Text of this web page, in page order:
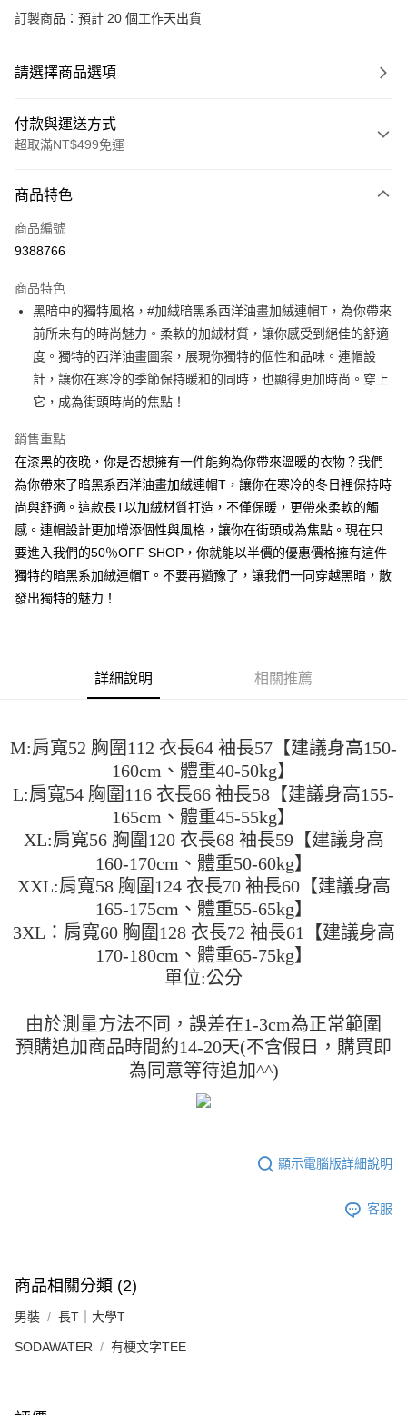
訂製商品：預計 20 個工作天出貨
請選擇商品選項
付款與運送方式
超取滿NT$499免運
信用卡一次付款
超商取貨付款
Apple Pay
街口支付
悠遊付
Google Pay
全盈+PAY
【大哥付你分期使用說明】
1.本服務由台灣大哥大提供，台灣大哥大用戶可立即使用無須另外申請。
2.付款方式選擇「大哥付你分期」，訂單成立後會自動跳轉到大哥付的交易
流程，驗證手機門號後，選擇欲分期的期數、繳款截止日，確認付款後即完
成交易。
3.實際核准額度、可分期數及費用金額請依後續交易確認頁面所載為準。
1.分期款項不併入電信帳單，「大哥付你分期」於每月結算日後寄送繳費提
1.本服務係由「台灣大哥大股份有限公司」（以下簡稱本公司）所提供，讓
用戶於交易時，得透過本服務購買商品或服務，並由商店將買賣／分期付款
買賣價金債權讓與本公司後，依約使用本公司帳單繳交帳款。
2.基於同意付款使用「大哥付你分期」之契約關係目的，商店將以您的個人
資料（包含姓名、電話或地址）提供予台灣大哥大進項蒐集、處理及利用，
由本公司與您本人進行分期帳單所需資料之確認、核對及更正。
3.完整用戶服務條款，請詳閱以下連結：https://oppay.tw/userRule
AFTEE先享後付
相關說明
【關於「AFTEE先享後付」】
AFTEE先享後付是「在收到商品之後才付款」的支付方式。 讓您購物簡單
便利好安心！
【「AFTEE先享後付」結帳流程】
２．訂單成立數日內，您將收到繳費通知簡訊。
３．收到繳費通知簡訊後14天內，點擊此簡訊中的連結，可透過四大超商／
ATM／網路銀行／等多元方式進行付款，方視為交易完成。
※ 請注意：結帳手續完成當下不需立刻繳費，但若您需要取消訂單，請聯絡
購買商品的店家。未經商家同意取消之訂單仍視為有效，需透過AFTEE先享
※ 交易是否成功請以「AFTEE先享後付 」之結帳頁面顯示為準，若有關於
是否繳費成功／繳費後需取消欲退款等相關疑問，請聯繫「AFTEE先享後付
客戶支援中心」https://netprotections.freshdesk.com/support/home
１．透過由恩沛科技股份有限公司提供之「AFTEE先享後付」服務完成之交
易，需依本服務之必要範圍內提供個人資料，並將交易相關給付款項請求債
權轉讓予恩沛科技股份有限公司。
２．關於個人資料處理事宜，請瀏覽以下網址：
「AFTEE先享後付」，若未經同意申辦者引起之損失，本公司不負相關責
任。
４．使用「AFTEE先享後付」時，將依據個別帳號之用戶狀況，依本公司即
時審查核予不同之上限額度；若仍有額度不足之情形，本公司將視審查結果
請求用戶進行身份認證。
５．嚴禁一人註冊多個帳號或使用他人資訊註冊。若發現惡意使用之情形，
每筆NT$45
每筆NT$45，滿NT$499(含以上)免運費
付款 後7-11取貨
每筆NT$45，滿NT$499(含以上)免運費
宅配
每筆NT$70，滿NT$499(含以上)免運費
商品特色
商品編號
9388766
商品特色
黑暗中的獨特風格，#加絨暗黑系西洋油畫加絨連帽T，為你帶來
前所未有的時尚魅力。柔軟的加絨材質，讓你感受到絕佳的舒適
度。獨特的西洋油畫圖案，展現你獨特的個性和品味。連帽設
計，讓你在寒冷的季節保持暖和的同時，也顯得更加時尚。穿上
它，成為街頭時尚的焦點！
銷售重點
在漆黑的夜晚，你是否想擁有一件能夠為你帶來溫暖的衣物？我們
為你帶來了暗黑系西洋油畫加絨連帽T，讓你在寒冷的冬日裡保持時
尚與舒適。這款長T以加絨材質打造，不僅保暖，更帶來柔軟的觸
感。連帽設計更加增添個性與風格，讓你在街頭成為焦點。現在只
要進入我們的50％OFF SHOP，你就能以半價的優惠價格擁有這件
獨特的暗黑系加絨連帽T。不要再猶豫了，讓我們一同穿越黑暗，散
發出獨特的魅力！
詳細說明 相關推薦
M:肩寬52 胸圍112 衣長64 袖長57【建議身高150-
160cm、體重40-50kg】
L:肩寬54 胸圍116 衣長66 袖長58【建議身高155-
165cm、體重45-55kg】
XL:肩寬56 胸圍120 衣長68 袖長59【建議身高
160-170cm、體重50-60kg】
XXL:肩寬58 胸圍124 衣長70 袖長60【建議身高
165-175cm、體重55-65kg】
3XL：肩寬60 胸圍128 衣長72 袖長61【建議身高
170-180cm、體重65-75kg】
單位:公分
由於測量方法不同，誤差在1-3cm為正常範圍
預購追加商品時間約14-20天(不含假日，購買即
為同意等待追加^^)
顯示電腦版詳細說明
客服
商品相關分類 (2)
男裝 長T｜大學T
SODAWATER 有梗文字TEE